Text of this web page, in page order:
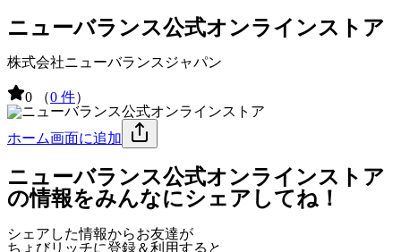
ニューバランス公式オンラインストア
株式会社ニューバランスジャパン
0 （0 件）
ホーム画面に追加
ニューバランス公式オンラインストア
の情報をみんなにシェアしてね！
シェアした情報からお友達が
ちょびリッチに登録＆利用すると